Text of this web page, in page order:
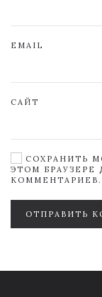
EMAIL
САЙТ
СОХРАНИТЬ
ЭТОМ
КОММЕНТАРИЕВ.
ОТПРАВИТЬ